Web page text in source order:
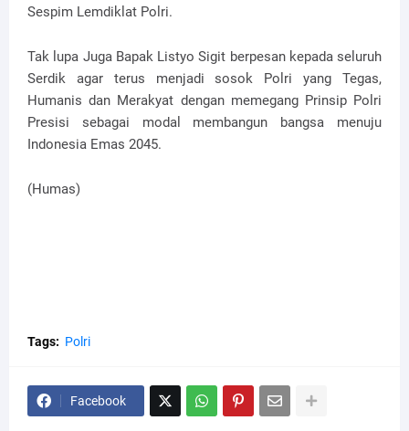
Sespim Lemdiklat Polri.
Tak lupa Juga Bapak Listyo Sigit berpesan kepada seluruh
Serdik agar terus menjadi sosok Polri yang Tegas,
Humanis dan Merakyat dengan memegang Prinsip Polri
Presisi sebagai modal membangun bangsa menuju
Indonesia Emas 2045.
(Humas)
Tags: Polri
Facebook